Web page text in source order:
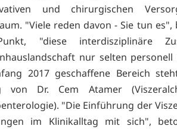
und chirurgischen
"Viele reden davon - Sie tun
"diese interdisziplinäre
nur selten
2017 geschaffene Bereich
von Dr. Cem Atamer
"Die Einführung der
im Klinikalltag mit sich",